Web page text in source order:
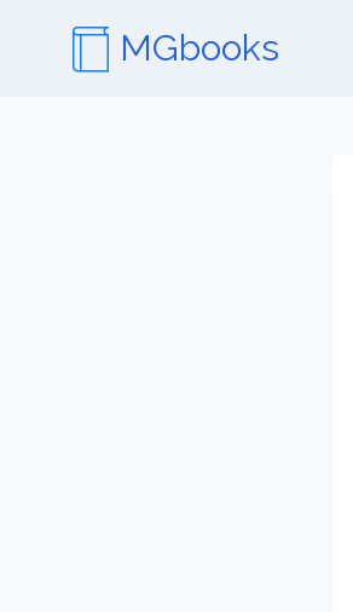
содержимому
MGbooks